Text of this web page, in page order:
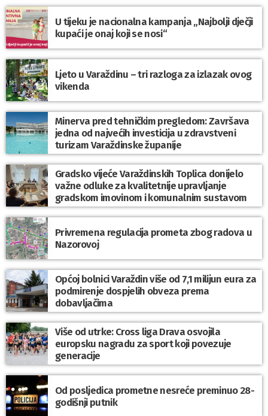
U tijeku je nacionalna kampanja „Najbolji dječji
kupaći je onaj koji se nosi“
Ljeto u Varaždinu – tri razloga za izlazak ovog
vikenda
Minerva pred tehničkim pregledom: Završava
jedna od najvećih investicija u zdravstveni
turizam Varaždinske županije
Gradsko vijeće Varaždinskih Toplica donijelo
važne odluke za kvalitetnije upravljanje
gradskom imovinom i komunalnim sustavom
Privremena regulacija prometa zbog radova u
Nazorovoj
Općoj bolnici Varaždin više od 7,1 milijun eura za
podmirenje dospjelih obveza prema
dobavljačima
Više od utrke: Cross liga Drava osvojila
europsku nagradu za sport koji povezuje
generacije
Od posljedica prometne nesreće preminuo 28-
godišnji putnik